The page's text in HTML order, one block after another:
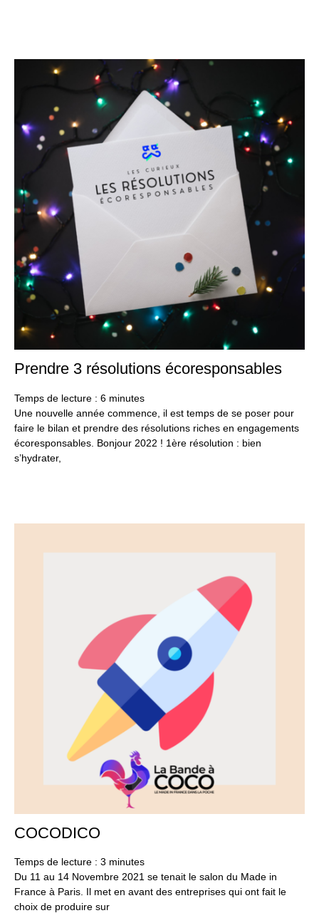
Prendre 3 résolutions écoresponsables
Temps de lecture : 6 minutes
Une nouvelle année commence, il est temps de se poser pour
faire le bilan et prendre des résolutions riches en engagements
écoresponsables. Bonjour 2022 ! 1ère résolution : bien
s’hydrater,
COCODICO
Temps de lecture : 3 minutes
Du 11 au 14 Novembre 2021 se tenait le salon du Made in
France à Paris. Il met en avant des entreprises qui ont fait le
choix de produire sur